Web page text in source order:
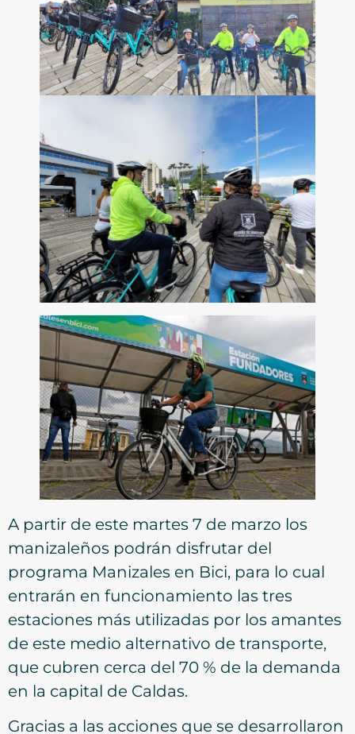
A partir de este martes 7 de marzo los
manizaleños podrán disfrutar del
programa Manizales en Bici, para lo cual
entrarán en funcionamiento las tres
estaciones más utilizadas por los amantes
de este medio alternativo de transporte,
que cubren cerca del 70 % de la demanda
en la capital de Caldas.
Gracias a las acciones que se desarrollaron